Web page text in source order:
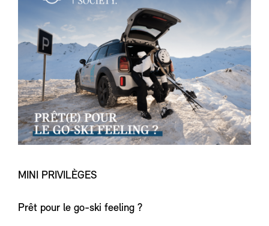
MINI PRIVILÈGES
Prêt pour le go-ski feeling ?